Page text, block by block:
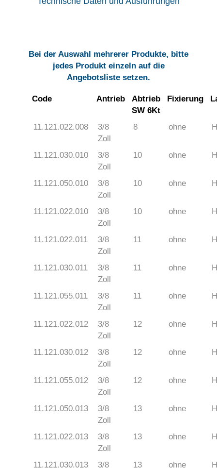
Bei der Auswahl mehrerer Produkte, bitte
jedes Produkt einzeln auf die
Angebotsliste setzen.
Code Antrieb
Abtrieb
SW 6Kt
Fixierung
11.121.022.008
3/8
Zoll
8 ohne
11.121.030.010
3/8
Zoll
10 ohne
11.121.050.010
3/8
Zoll
10 ohne
11.121.022.010
3/8
Zoll
10 ohne
11.121.022.011
3/8
Zoll
11 ohne
11.121.030.011
3/8
Zoll
11 ohne
11.121.055.011
3/8
Zoll
11 ohne
11.121.022.012
3/8
Zoll
12 ohne
11.121.030.012
3/8
Zoll
12 ohne
11.121.055.012
3/8
Zoll
12 ohne
11.121.050.013
3/8
Zoll
13 ohne
11.121.022.013
3/8
Zoll
13 ohne
11.121.030.013 3/8 13 ohne